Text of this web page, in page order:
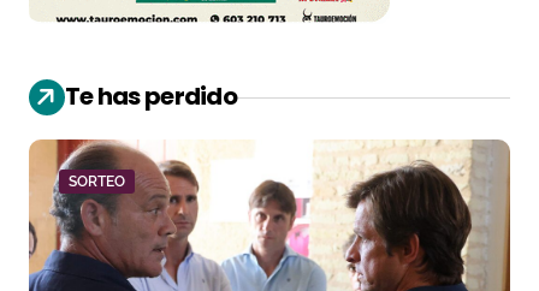
Te has perdido
SORTEO